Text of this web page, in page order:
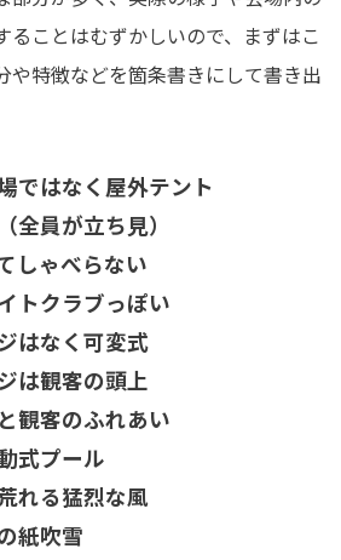
ることはむずかしいので、まずはこ
や特徴などを箇条書きにして書き出
ではなく屋外テント
全員が立ち見）
しゃべらない
トクラブっぽい
はなく可変式
は観客の頭上
観客のふれあい
式プール
れる猛烈な風
紙吹雪